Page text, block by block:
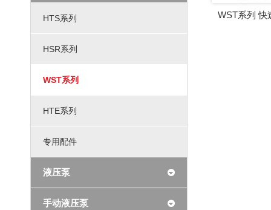
HTS系列
HSR系列
WST系列
HTE系列
专用配件
液压泵
手动液压泵